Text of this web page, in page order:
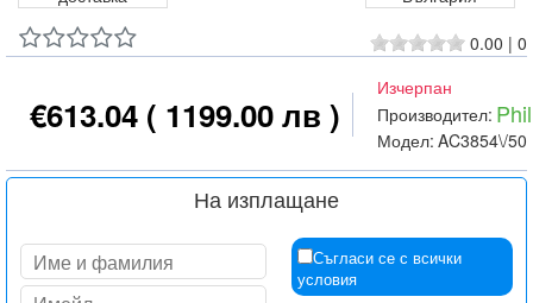
0.00 | 0
€613.04 ( 1199.00 лв )
Изчерпан
Производител:
Модел: AC3854\/50
На изплащане
Съгласи се с всички
условия